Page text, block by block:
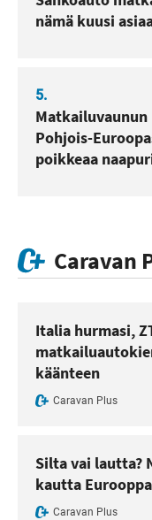
nämä kuusi
5.
Pohjois-
poikkeaa
Caravan
Italia hurmasi,
käänteen
Caravan Plus
Silta vai lautta?
kautta
Caravan Plus